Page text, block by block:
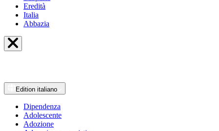
Eredità
Italia
Abbazia
Edition italiano
Dipendenza
Adolescente
Adozione